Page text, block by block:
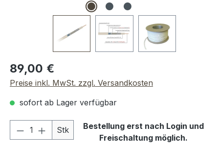
Regulärer Preis:
89,00 €
Preise inkl. MwSt. zzgl. Versandkosten
sofort ab Lager verfügbar
Produkt Anzahl: Gib den
Stk
Bestellung erst nach Login und
Freischaltung möglich.